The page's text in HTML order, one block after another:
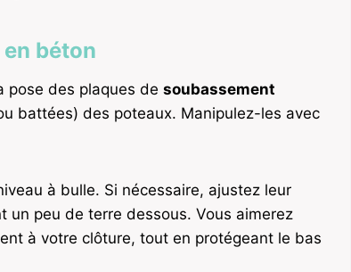
béton
pose des plaques de soubassement
battées) des poteaux. Manipulez-les avec
à bulle. Si nécessaire, ajustez leur
un peu de terre dessous. Vous aimerez
à votre clôture, tout en protégeant le bas